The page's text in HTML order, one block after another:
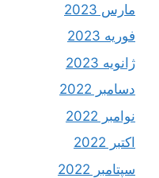
مارس 2023
فوریه 2023
ژانویه 2023
دسامبر 2022
نوامبر 2022
اکتبر 2022
سپتامبر 2022